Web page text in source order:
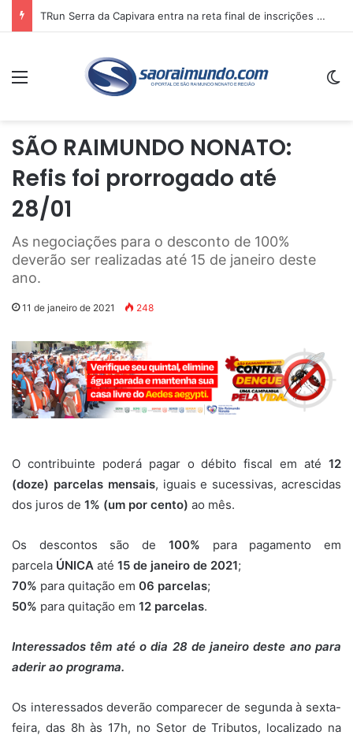
TRun Serra da Capivara entra na reta final de inscrições e deve reunir atletas de vários estados no sul do Piauí
Menu
SÃO RAIMUNDO NONATO:
Refis foi prorrogado até
28/01
As negociações para o desconto de 100%
deverão ser realizadas até 15 de janeiro deste
ano.
11 de janeiro de 2021 248
O contribuinte poderá pagar o débito fiscal em até 12
(doze) parcelas mensais, iguais e sucessivas, acrescidas
dos juros de 1% (um por cento) ao mês.
Os descontos são de 100% para pagamento em
parcela ÚNICA até 15 de janeiro de 2021;
70% para quitação em 06 parcelas;
50% para quitação em 12 parcelas.
Interessados têm até o dia 28 de janeiro deste ano para
aderir ao programa.
Os interessados deverão comparecer de segunda à sexta-
feira, das 8h às 17h, no Setor de Tributos, localizado na